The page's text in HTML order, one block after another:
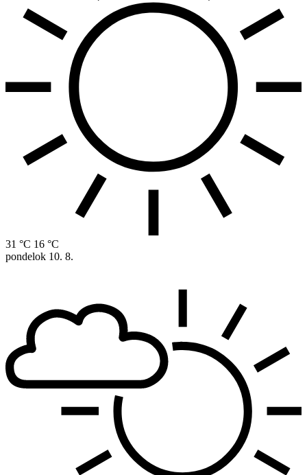
31 °C 16 °C
pondelok 10. 8.